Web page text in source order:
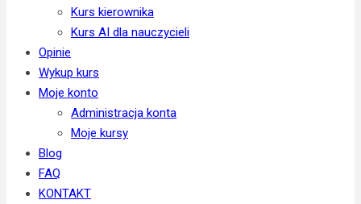
Kurs kierownika
Kurs AI dla nauczycieli
Opinie
Wykup kurs
Moje konto
Administracja konta
Moje kursy
Blog
FAQ
KONTAKT